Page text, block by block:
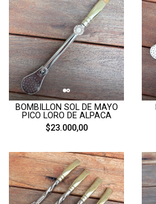
BOMBILLON SOL DE MAYO
PICO LORO DE ALPACA
$23.000,00